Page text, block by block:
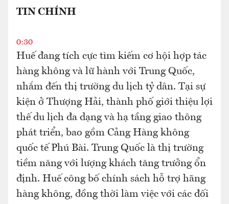
TIN CHÍNH
0:30
Huế đang tích cực tìm kiếm cơ hội hợp tác
hàng không và lữ hành với Trung Quốc,
nhắm đến thị trường du lịch tỷ dân. Tại sự
kiện ở Thượng Hải, thành phố giới thiệu lợi
thế du lịch đa dạng và hạ tầng giao thông
phát triển, bao gồm Cảng Hàng không
quốc tế Phú Bài. Trung Quốc là thị trường
tiềm năng với lượng khách tăng trưởng ổn
định. Huế công bố chính sách hỗ trợ hãng
hàng không, đồng thời làm việc với các đối